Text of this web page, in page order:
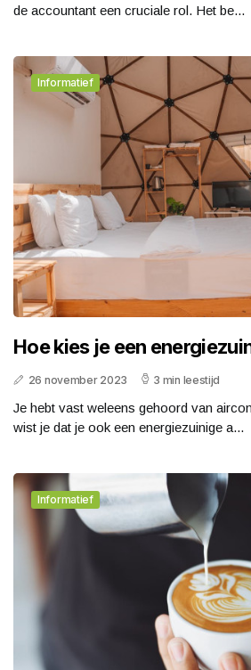
de accountant een cruciale rol. Het be...
Informatief
Hoe kies je een
26 november 2023 3 min leestijd
Je hebt vast weleens gehoord van
wist je dat je ook een energiezuinige a...
Informatief